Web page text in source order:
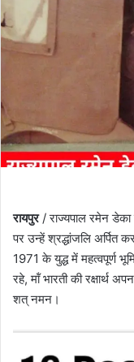
रायपुर/ राज्यपाल रमेन डेका
पर उन्हें श्रद्धांजलि अर्पित
1971 के युद्ध में महत्वपूर्ण
रहे, मॉं भारती की रक्षार्थ
शत् नमन।